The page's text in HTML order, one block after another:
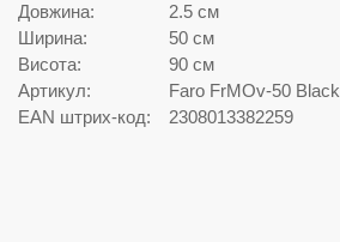
Довжина:
2.5 см
Ширина:
50 см
Висота:
90 см
Артикул:
Faro FrMOv-50 Black
EAN штрих-код:
2308013382259